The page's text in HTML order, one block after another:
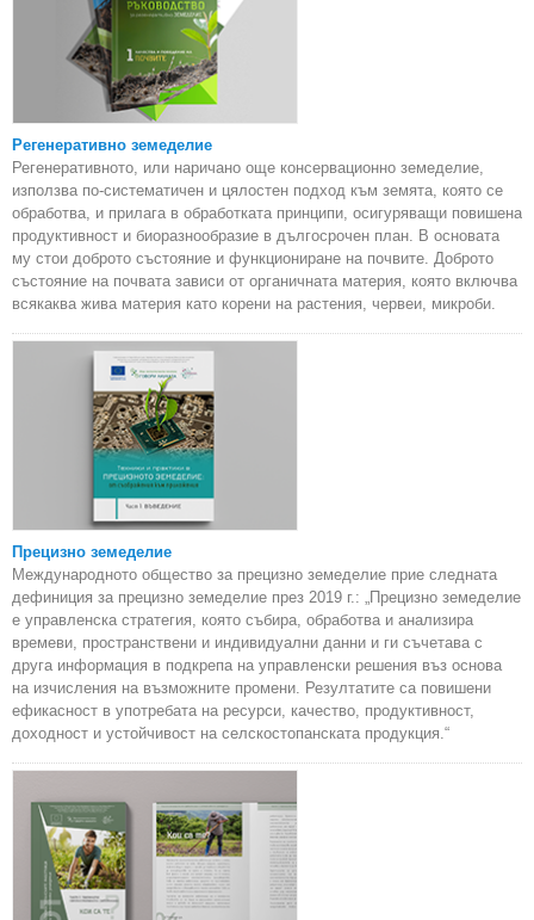
Регенеративно земеделие
Регенеративното, или наричано още консервационно земеделие,
използва по-систематичен и цялостен подход към земята, която се
обработва, и прилага в обработката принципи, осигуряващи повишена
продуктивност и биоразнообразие в дългосрочен план. В основата
му стои доброто състояние и функциониране на почвите. Доброто
състояние на почвата зависи от органичната материя, която включва
всякаква жива материя като корени на растения, червеи, микроби.
Прецизно земеделие
Международното общество за прецизно земеделие прие следната
дефиниция за прецизно земеделие през 2019 г.: „Прецизно земеделие
е управленска стратегия, която събира, обработва и анализира
времеви, пространствени и индивидуални данни и ги съчетава с
друга информация в подкрепа на управленски решения въз основа
на изчисления на възможните промени. Резултатите са повишени
ефикасност в употребата на ресурси, качество, продуктивност,
доходност и устойчивост на селскостопанската продукция.“